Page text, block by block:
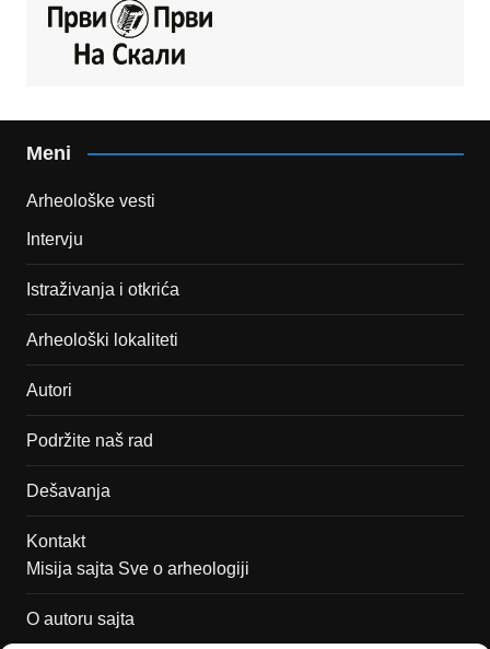
Meni
Arheološke vesti
Intervju
Istraživanja i otkrića
Arheološki lokaliteti
Autori
Podržite naš rad
Dešavanja
Kontakt
Misija sajta Sve o arheologiji
O autoru sajta